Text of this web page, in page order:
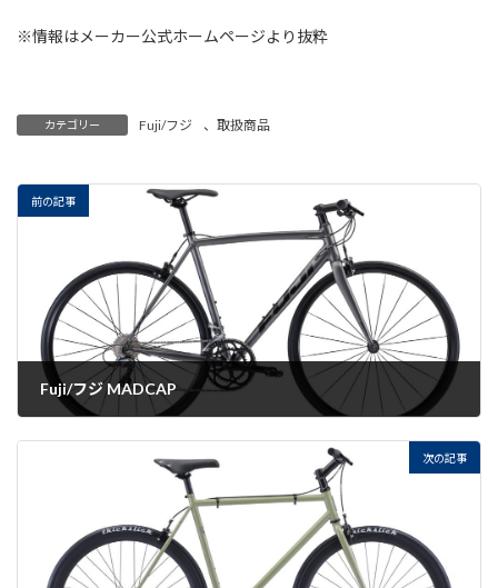
※情報はメーカー公式ホームページより抜粋
カテゴリー Fuji/フジ 、 取扱商品
前の記事
Fuji/フジ MADCAP
2022-07-15
次の記事